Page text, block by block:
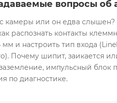
вопросы об
с камеры или он едва
распознать контакты
мм и настроить тип входа
Почему шипит, заикается
импульсный блок
по диагностике.